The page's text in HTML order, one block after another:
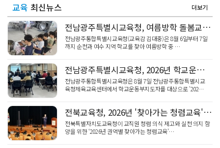
교육 최신뉴스 더보기
전남광주특별시교육청, 여름방학 돌봄교실 '안전관리' 현장 점검
전남광주통합특별시교육청(교육감 김대중)은 8월 6일부터 7일
까지 순천과 여수 지역 학교를 찾아 여름방학 중 …
전남광주특별시교육청, 2026년 학교운동부지도자 '핵심 역량' 맞춤 연수
전남광주통합특별시교육청은 8월 7일 전남광주통합특별시교
육청체육교육센터에서 학교운동부지도자를 대상으로 '202…
전북교육청, 2026년 '찾아가는 청렴교육' 5개 권역 2천명 성료
전북특별자치도교육청이 교직원 청렴 의식 제고와 실천 의지 함
양을 위한 ‘2026년 권역별 찾아가는 청렴교육’…